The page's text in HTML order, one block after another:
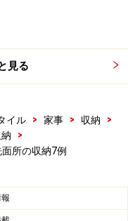
ッドルーム
イルには、大きく2
居を購入または賃貸
有しているか借りて
道具がすでにあるの
見る
イル > 家事 > 収納
>
>
所の収納7例